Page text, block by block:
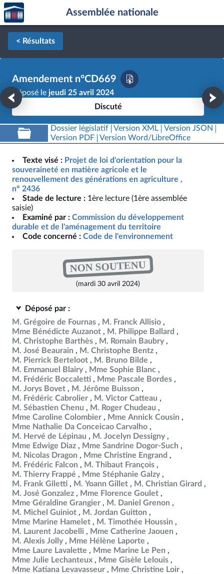
Aller au contenu
Aller en bas de la page
Accèder
à la
page
d'accueil
Assemblée nationale
< Résultats
Amendement n°CD669
Déposé le jeudi 25 avril 2024
Discuté
Dossier législatif Version XML
Version JSON
Version PDF
Version Word/LibreOffice
Texte visé : Projet de loi d'orientation pour la
souveraineté en matière agricole et le
renouvellement des générations en agriculture ,
n° 2436
Stade de lecture : 1ère lecture (1ère assemblée
saisie)
Examiné par : Commission du développement
durable et de l'aménagement du territoire
Code concerné : Code de l'environnement
NON SOUTENU
(mardi 30 avril 2024)
Déposé par :
M. Grégoire de Fournas
M. Franck Allisio
Mme Bénédicte Auzanot
M. Philippe Ballard
M. Christophe Barthès
M. Romain Baubry
M. José Beaurain
M. Christophe Bentz
M. Pierrick Berteloot
M. Bruno Bilde
M. Emmanuel Blairy
Mme Sophie Blanc
M. Frédéric Boccaletti
Mme Pascale Bordes
M. Jorys Bovet
M. Jérôme Buisson
M. Frédéric Cabrolier
M. Victor Catteau
M. Sébastien Chenu
M. Roger Chudeau
Mme Caroline Colombier
Mme Annick Cousin
Mme Nathalie Da Conceicao Carvalho
M. Hervé de Lépinau
M. Jocelyn Dessigny
Mme Edwige Diaz
Mme Sandrine Dogor-Such
M. Nicolas Dragon
Mme Christine Engrand
M. Frédéric Falcon
M. Thibaut François
M. Thierry Frappé
Mme Stéphanie Galzy
M. Frank Giletti
M. Yoann Gillet
M. Christian Girard
M. José Gonzalez
Mme Florence Goulet
Mme Géraldine Grangier
M. Daniel Grenon
M. Michel Guiniot
M. Jordan Guitton
Mme Marine Hamelet
M. Timothée Houssin
M. Laurent Jacobelli
Mme Catherine Jaouen
M. Alexis Jolly
Mme Hélène Laporte
Mme Laure Lavalette
Mme Marine Le Pen
Mme Julie Lechanteux
Mme Gisèle Lelouis
Mme Katiana Levavasseur
Mme Christine Loir